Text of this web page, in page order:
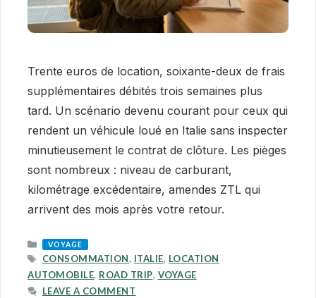
Trente euros de location, soixante-deux de frais
supplémentaires débités trois semaines plus
tard. Un scénario devenu courant pour ceux qui
rendent un véhicule loué en Italie sans inspecter
minutieusement le contrat de clôture. Les pièges
sont nombreux : niveau de carburant,
kilométrage excédentaire, amendes ZTL qui
arrivent des mois après votre retour.
CATEGORIES
VOYAGE
TAGS
CONSOMMATION, ITALIE, LOCATION
AUTOMOBILE, ROAD TRIP, VOYAGE
LEAVE A COMMENT